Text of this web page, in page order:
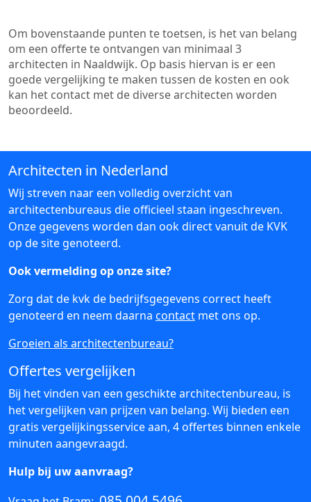
Om bovenstaande punten te toetsen, is het van belang
om een offerte te ontvangen van minimaal 3
architecten in Naaldwijk. Op basis hiervan is er een
goede vergelijking te maken tussen de kosten en ook
kan het contact met de diverse architecten worden
beoordeeld.
Architecten in Nederland
Wij streven naar een volledig overzicht van
architectenbureaus die officieel staan ingeschreven.
Onze gegevens worden dan ook direct vanuit de KVK
op de site genoteerd.
Ook vermelding op onze site?
Zorg dat de kvk de bedrijfsgegevens correct heeft
genoteerd en neem daarna contact met ons op.
Groeien als architectenbureau?
Offertes vergelijken
Bij het vinden van een geschikte architectenbureau, is
het vergelijken van prijzen van belang. Wij bieden een
gratis vergelijkingsservice aan, 4 offertes binnen enkele
minuten aangevraagd.
Hulp bij uw aanvraag?